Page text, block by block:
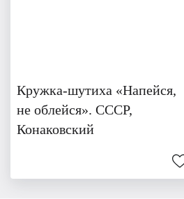
Кружка-шутиха «Напейся,
не облейся». СССР,
Конаковский